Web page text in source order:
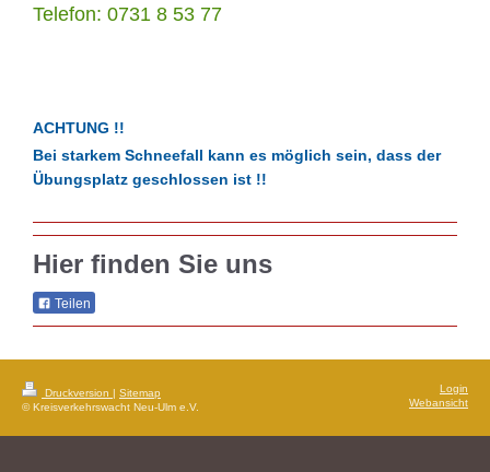
Telefon: 0731 8 53 77
ACHTUNG !!
Bei starkem Schneefall kann es möglich sein, dass der
Übungsplatz geschlossen ist !!
Hier finden Sie uns
Teilen
Druckversion | Sitemap
© Kreisverkehrswacht Neu-Ulm e.V.
Login
Webansicht